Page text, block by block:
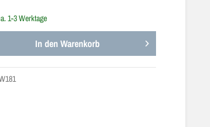
1-3 Werktage
In den Warenkorb